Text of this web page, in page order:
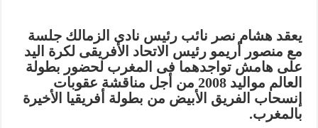
يعقد هشام نصر نائب رئيس نادى الزمالك جلسة
مع منصور أريمو رئيس الاتحاد الأفريقى لكرة اليد
على هامش تواجدهما فى المغرب لحضور بطولة
العالم مواليد 2008 من أجل مناقشة عقوبات
إنسحاب الفريق الأبيض من بطولة أفريقيا الأخيرة
بالمغرب.